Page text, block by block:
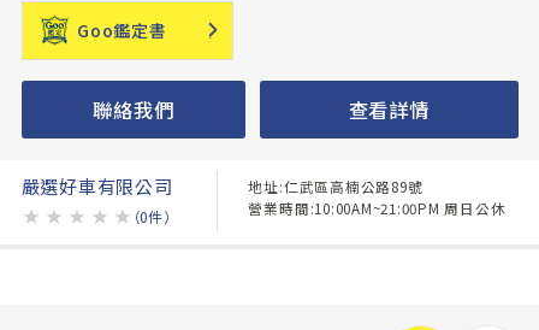
Goo鑑定書
聯絡我們 查看詳情
嚴選好車有限公司
★ ★ ★ ★ ★ （0件）
地址:仁武區高楠公路89號
營業時間:10:00AM~21:00PM 周日公休